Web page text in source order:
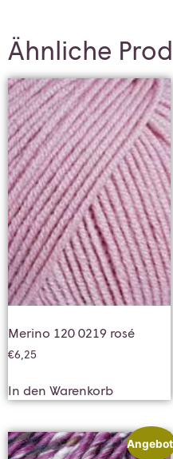
Ähnliche
Merino 120 0219 rosé
€6,25
In den Warenkorb